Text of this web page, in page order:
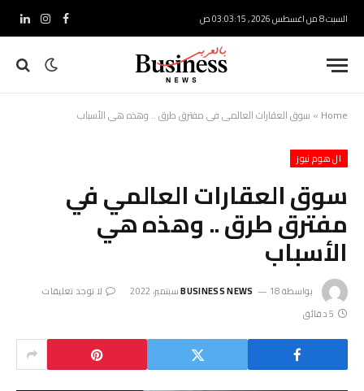
السبت 8 من اغسطس 2026 , 03:03:16 ص فيسبوكالانستغرام
Home
» سوق العقارات العالمي في مفترق طرق .. وهذه هي الأسباب
ال هوم نيوز
سوق العقارات العالمي في
مفترق طرق .. وهذه هي
الأسباب
بواسطة BUSINESS NEWS 18 سبتمبر، 2022
لا توجد تعليقات
5 دقائق